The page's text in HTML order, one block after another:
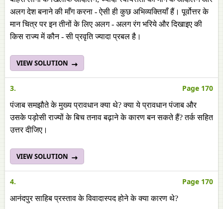
अलग देश बनाने की माँग करना - ऐसी ही कुछ अभिव्यक्तियाँ हैं। पूर्वोत्तर के
मान चित्र पर इन तीनों के लिए अलग - अलग रंग भरिये और दिखाइए की
किस राज्य में कौन - सी प्रवृति ज्यादा प्रबल है।
VIEW SOLUTION
3. Page 170
पंजाब समझौते के मुख्य प्रावधान क्या थे? क्या ये प्रावधान पंजाब और
उसके पड़ोसी राज्यों के बिच तनाव बढ़ाने के कारण बन सकते हैं? तर्क सहित
उत्तर दीजिए।
VIEW SOLUTION
4. Page 170
आनंदपुर साहिब प्रस्ताव के विवादास्पद होने के क्या कारण थे?